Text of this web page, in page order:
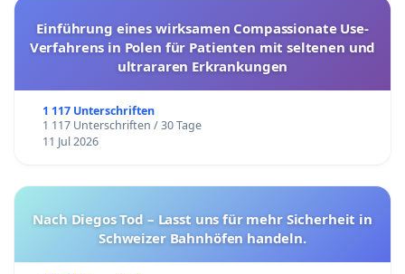
Einführung eines wirksamen Compassionate Use-
Verfahrens in Polen für Patienten mit seltenen und
ultrararen Erkrankungen
1 117 Unterschriften
1 117 Unterschriften / 30 Tage
11 Jul 2026
Nach Diegos Tod – Lasst uns für mehr Sicherheit in
Schweizer Bahnhöfen handeln.